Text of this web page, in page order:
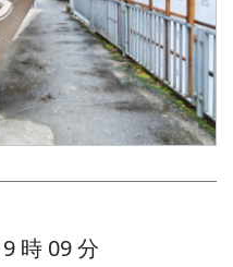
9 時 09 分